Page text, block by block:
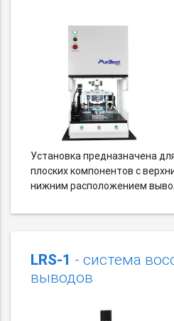
Установка предназначена
плоских компонентов с
нижним расположением
LRS-1 - система
выводов